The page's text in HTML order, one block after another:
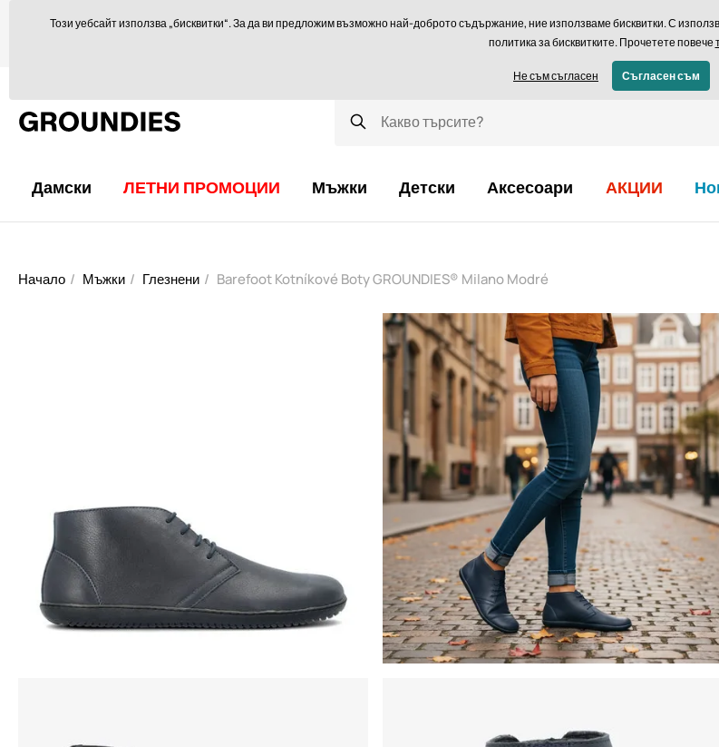
Ще се радваме да ви посъветваме тукorders@groundies.cz
Дамски ЛЕТНИ ПРОМОЦИИ Мъжки Детски Аксесоари АКЦИИ
Начало Мъжки Глезнени Barefoot Kotníkové Boty GROUNDIES® Milano Modré
Този уебсайт използва „бисквитки“. За да ви предложим възможно най-доброто съдържание, ние използваме бисквитки. С
политика за бисквитките. Прочетете повече
Не съм съгласен Съгласен съм